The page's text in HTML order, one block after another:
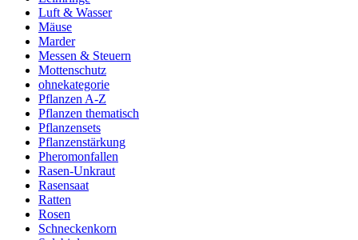
Luft & Wasser
Mäuse
Marder
Messen & Steuern
Mottenschutz
ohnekategorie
Pflanzen A-Z
Pflanzen thematisch
Pflanzensets
Pflanzenstärkung
Pheromonfallen
Rasen-Unkraut
Rasensaat
Ratten
Rosen
Schneckenkorn